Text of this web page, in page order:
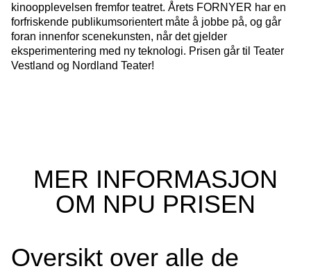
kinoopplevelsen fremfor teatret. Årets FORNYER har en
forfriskende publikumsorientert måte å jobbe på, og går
foran innenfor scenekunsten, når det gjelder
eksperimentering med ny teknologi. Prisen går til Teater
Vestland og Nordland Teater!
MER INFORMASJON
OM NPU PRISEN
Oversikt over alle de